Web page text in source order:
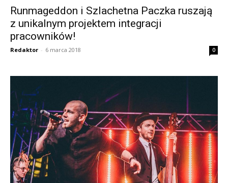
Runmageddon i Szlachetna Paczka ruszają
z unikalnym projektem integracji
pracowników!
Redaktor - 6 marca 2018 0